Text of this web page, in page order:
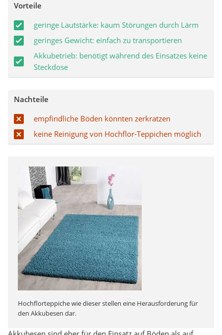
Vorteile
geringe Lautstärke: kaum Störungen durch Lärm
geringes Gewicht: einfach zu transportieren
Akkubetrieb: benötigt während des Einsatzes keine
Steckdose
Nachteile
empfindliche Böden könnten zerkratzen
keine Reinigung von Hochflor-Teppichen möglich
Hochflorteppiche wie dieser stellen eine Herausforderung für
den Akkubesen dar.